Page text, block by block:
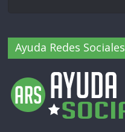
Ayuda Redes Sociales